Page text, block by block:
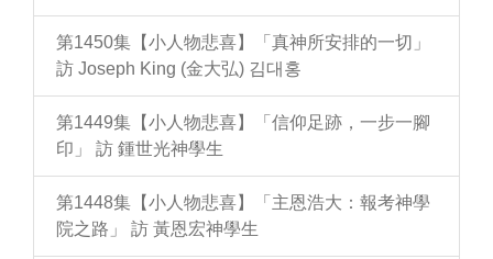
第1450集【小人物悲喜】「真神所安排的一切」
訪 Joseph King (金大弘) 김대홍
第1449集【小人物悲喜】「信仰足跡，一步一腳
印」 訪 鍾世光神學生
第1448集【小人物悲喜】「主恩浩大：報考神學
院之路」 訪 黃恩宏神學生